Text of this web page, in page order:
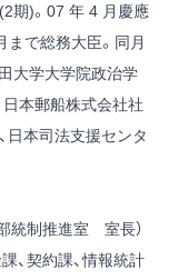
期)。07 年 4 月慶應
で総務大臣。同月
大学大学院政治学
日本郵船株式会社社
日本司法支援センタ
統制推進室 室長）
、契約課、情報統計